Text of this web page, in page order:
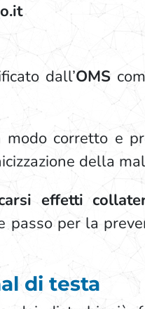
dall’OMS
corretto e
della
effetti
per la
di testa